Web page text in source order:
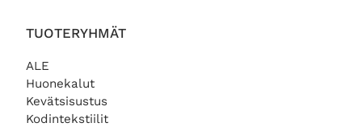
TUOTERYHMÄT
ALE
Huonekalut
Kevätsisustus
Kodintekstiilit